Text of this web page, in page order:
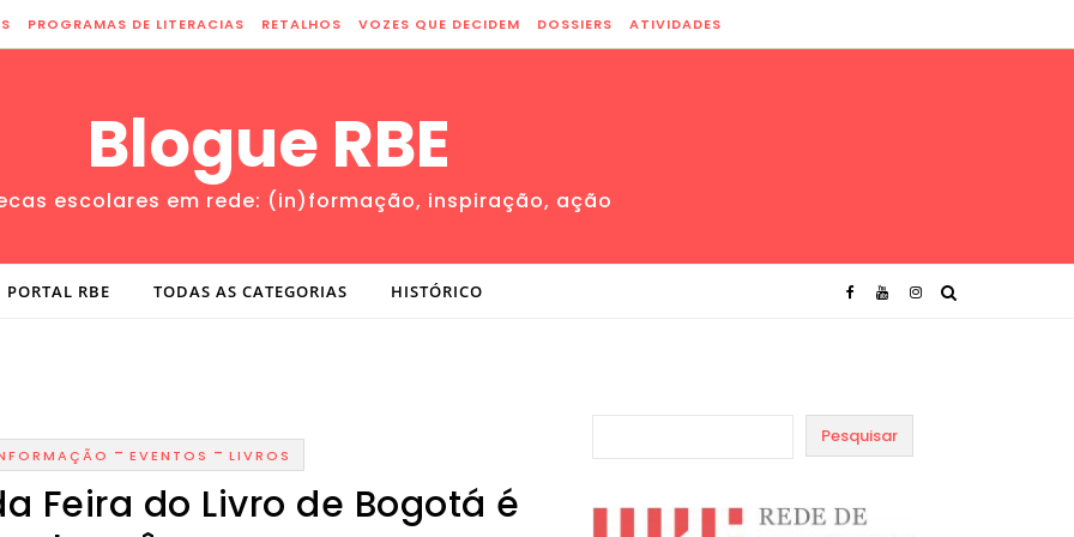
PROGRAMAS DE LITERACIAS RETALHOS VOZES QUE DECIDEM DOSSIERS ATIVIDADES
Blogue RBE
escolares em rede: (in)formação, inspiração, ação
PORTAL RBE TODAS AS CATEGORIAS HISTÓRICO
- EVENTOS - LIVROS
Feira do Livro de Bogotá é
Pesquisar